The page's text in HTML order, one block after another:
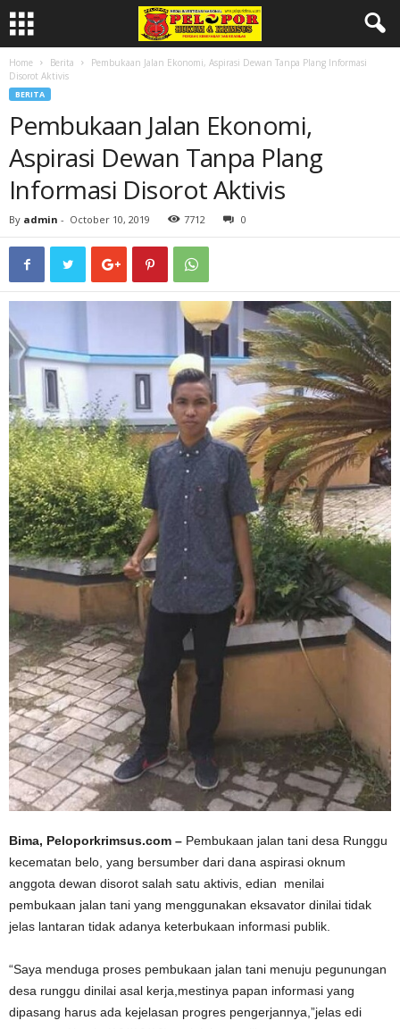
Home Berita
Pembukaan Jalan Ekonomi, Aspirasi Dewan Tanpa Plang Informasi
Disorot Aktivis
BERITA
Pembukaan Jalan Ekonomi,
Aspirasi Dewan Tanpa Plang
Informasi Disorot Aktivis
By admin - October 10, 2019 7712 0
Bima, Peloporkrimsus.com – Pembukaan jalan tani desa Runggu
kecematan belo, yang bersumber dari dana aspirasi oknum
anggota dewan disorot salah satu aktivis, edian menilai
pembukaan jalan tani yang menggunakan eksavator dinilai tidak
jelas lantaran tidak adanya keterbukaan informasi publik.
“Saya menduga proses pembukaan jalan tani menuju pegunungan
desa runggu dinilai asal kerja,mestinya papan informasi yang
dipasang harus ada kejelasan progres pengerjannya,”jelas edi